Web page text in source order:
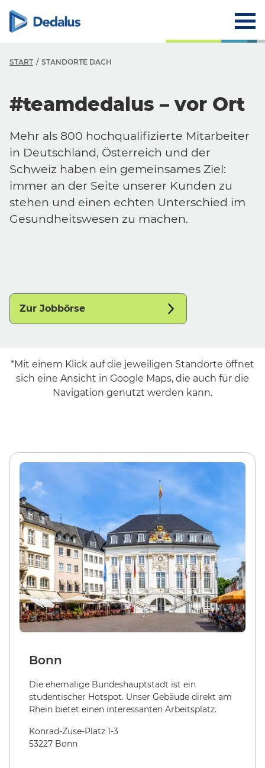
START STANDORTE DACH
#teamdedalus – vor Ort
Mehr als 800 hochqualifizierte Mitarbeiter
in Deutschland, Österreich und der
Schweiz haben ein gemeinsames Ziel:
immer an der Seite unserer Kunden zu
stehen und einen echten Unterschied im
Gesundheitswesen zu machen.
Zur Jobbörse
*Mit einem Klick auf die jeweiligen Standorte öffnet
sich eine Ansicht in Google Maps, die auch für die
Navigation genutzt werden kann.
Bonn
Die ehemalige Bundeshauptstadt ist ein
studentischer Hotspot. Unser Gebäude direkt am
Rhein bietet einen interessanten Arbeitsplatz.
Konrad-Zuse-Platz 1-3
53227 Bonn